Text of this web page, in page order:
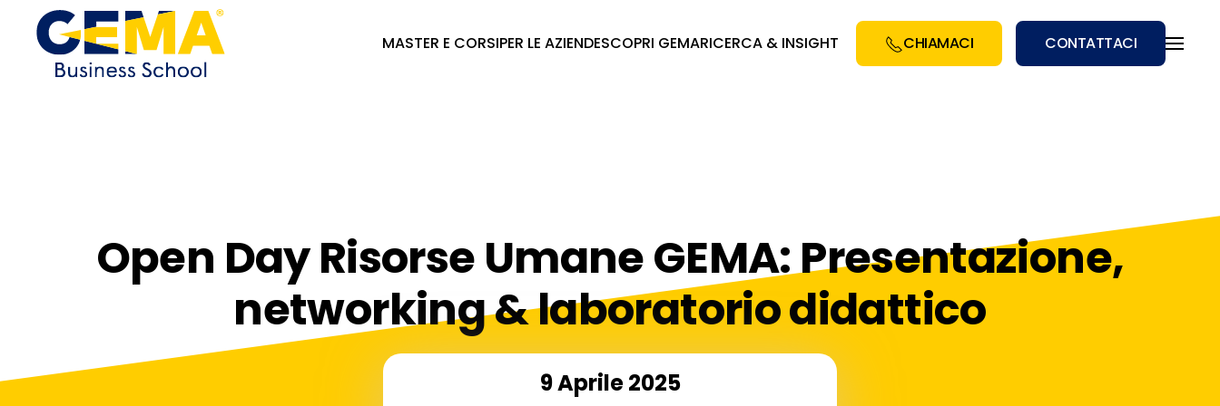
MASTER E CORSIPER LE AZIENDESCOPRI GEMARICERCA & INSIGHT CHIAMACI CONTATTACI
Open Day Risorse Umane GEMA: Presentazione,
networking & laboratorio didattico
9 Aprile 2025